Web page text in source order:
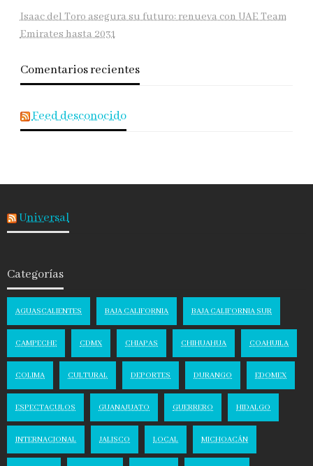
Isaac del Toro asegura su futuro: renueva con UAE Team
Emirates hasta 2031
Comentarios recientes
Feed desconocido
Universal
Categorías
AGUASCALIENTES BAJA CALIFORNIA BAJA CALIFORNIA SUR
CAMPECHE CDMX CHIAPAS CHIHUAHUA COAHUILA
COLIMA CULTURAL DEPORTES DURANGO EDOMEX
ESPECTACULOS GUANAJUATO GUERRERO HIDALGO
INTERNACIONAL JALISCO LOCAL MICHOACÁN